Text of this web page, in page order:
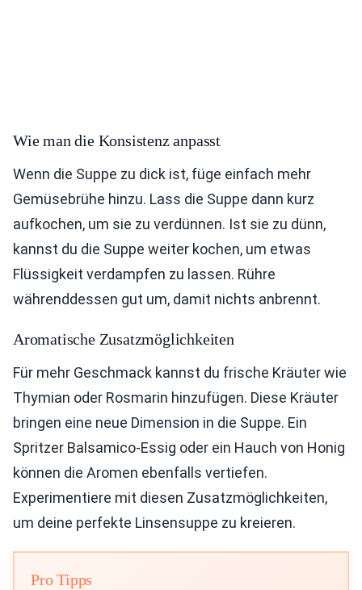
Wie man die Konsistenz anpasst
Wenn die Suppe zu dick ist, füge einfach mehr
Gemüsebrühe hinzu. Lass die Suppe dann kurz
aufkochen, um sie zu verdünnen. Ist sie zu dünn,
kannst du die Suppe weiter kochen, um etwas
Flüssigkeit verdampfen zu lassen. Rühre
währenddessen gut um, damit nichts anbrennt.
Aromatische Zusatzmöglichkeiten
Für mehr Geschmack kannst du frische Kräuter wie
Thymian oder Rosmarin hinzufügen. Diese Kräuter
bringen eine neue Dimension in die Suppe. Ein
Spritzer Balsamico-Essig oder ein Hauch von Honig
können die Aromen ebenfalls vertiefen.
Experimentiere mit diesen Zusatzmöglichkeiten,
um deine perfekte Linsensuppe zu kreieren.
Pro Tipps